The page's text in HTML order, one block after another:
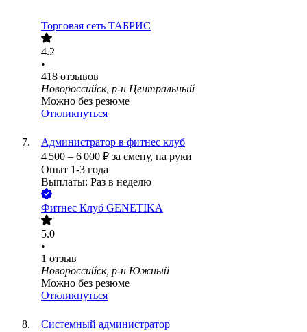
Торговая сеть ТАБРИС
4.2
•
418 отзывов
Новороссийск, р-н Центральный
Можно без резюме
Откликнуться
Администратор в фитнес клуб
4 500 – 6 000 ₽ за смену, на руки
Опыт 1-3 года
Выплаты: Раз в неделю
Фитнес Клуб GENETIKA
5.0
•
1 отзыв
Новороссийск, р-н Южный
Можно без резюме
Откликнуться
Системный администратор